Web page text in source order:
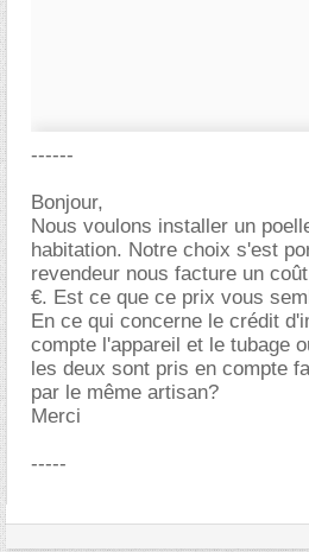
------
Bonjour,
Nous voulons installer un
habitation. Notre choix s'est
revendeur nous facture un
. Est ce que ce prix vous
En ce qui concerne le crédit
compte l'appareil et le tubage
les deux sont pris en compte
par le même artisan?
Merci
-----